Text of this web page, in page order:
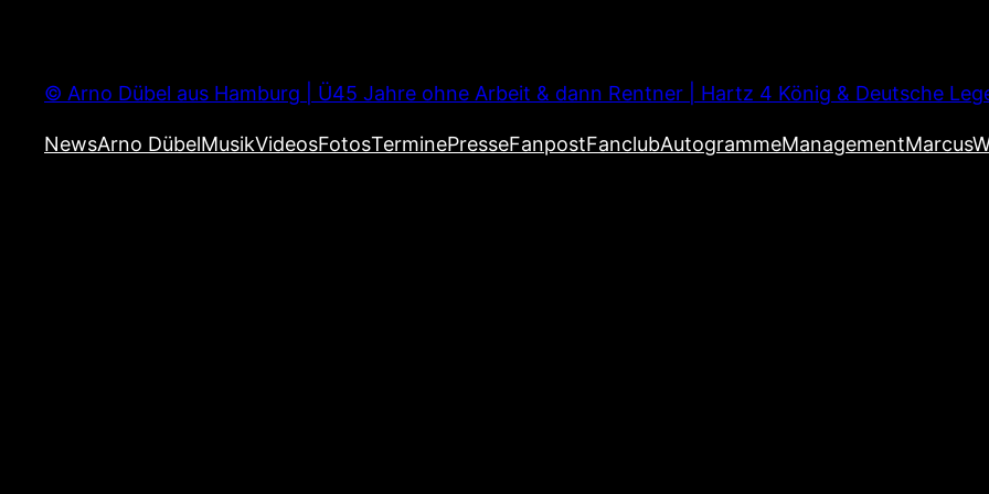
springen
© Arno Dübel aus Hamburg | Ü45 Jahre ohne Arbeit & dann Rentner | Hartz 4 König & Deutsche
NewsArno DübelMusikVideosFotosTerminePresseFanpostFanclubAutogrammeManagement